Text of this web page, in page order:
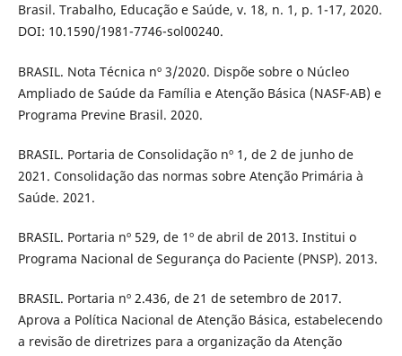
Brasil. Trabalho, Educação e Saúde, v. 18, n. 1, p. 1-17, 2020.
DOI: 10.1590/1981-7746-sol00240.
BRASIL. Nota Técnica nº 3/2020. Dispõe sobre o Núcleo
Ampliado de Saúde da Família e Atenção Básica (NASF-AB) e
Programa Previne Brasil. 2020.
BRASIL. Portaria de Consolidação nº 1, de 2 de junho de
2021. Consolidação das normas sobre Atenção Primária à
Saúde. 2021.
BRASIL. Portaria nº 529, de 1º de abril de 2013. Institui o
Programa Nacional de Segurança do Paciente (PNSP). 2013.
BRASIL. Portaria nº 2.436, de 21 de setembro de 2017.
Aprova a Política Nacional de Atenção Básica, estabelecendo
a revisão de diretrizes para a organização da Atenção